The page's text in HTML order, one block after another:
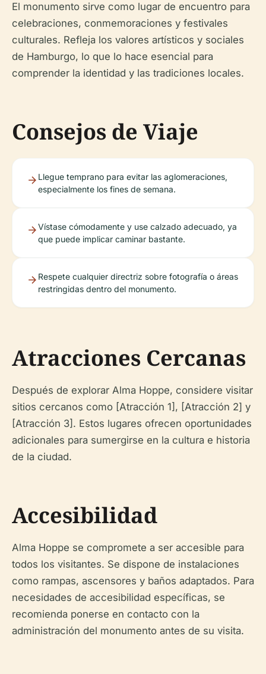
El monumento sirve como lugar de encuentro para
celebraciones, conmemoraciones y festivales
culturales. Refleja los valores artísticos y sociales
de Hamburgo, lo que lo hace esencial para
comprender la identidad y las tradiciones locales.
Consejos de Viaje
Llegue temprano para evitar las aglomeraciones,
especialmente los fines de semana.
Vístase cómodamente y use calzado adecuado, ya
que puede implicar caminar bastante.
Respete cualquier directriz sobre fotografía o áreas
restringidas dentro del monumento.
Atracciones Cercanas
Después de explorar Alma Hoppe, considere visitar
sitios cercanos como [Atracción 1], [Atracción 2] y
[Atracción 3]. Estos lugares ofrecen oportunidades
adicionales para sumergirse en la cultura e historia
de la ciudad.
Accesibilidad
Alma Hoppe se compromete a ser accesible para
todos los visitantes. Se dispone de instalaciones
como rampas, ascensores y baños adaptados. Para
necesidades de accesibilidad específicas, se
recomienda ponerse en contacto con la
administración del monumento antes de su visita.